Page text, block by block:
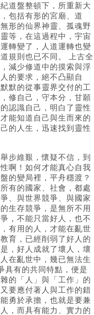
道盤整頓下，所重新大
包括有形的宮廟、道
形的仙界神靈、孤魂野
等，在這過程中，宇宙
轉變了，人道運轉也變
規則也已不同。 上古全
減少修道中的摸索與浮
的要求，絕不凸顯自
默的從事靈界交付的工
修自己，守本分，甘願
認識自己，明白了靈性
能知道自己與生而來的
的人生，迅速找到靈性
步維艱，懷疑不信，到
啊！如何才能真心自我
的變局裡，平舟穩渡？
有的國家、社會，都處
、與世界競爭、與國家
生存競爭，是無所不用
，不能只當好人，也不
有用的人，才能在亂世
育，已經削弱了好人的
，好人成就了壞人，壞
在亂世中，幾已無法生
具有的共同特點，便是
的「人」與「工作」的
要應付著人與工作的錯
勇於承擔，也就是要兼
，而具有能力、實力的